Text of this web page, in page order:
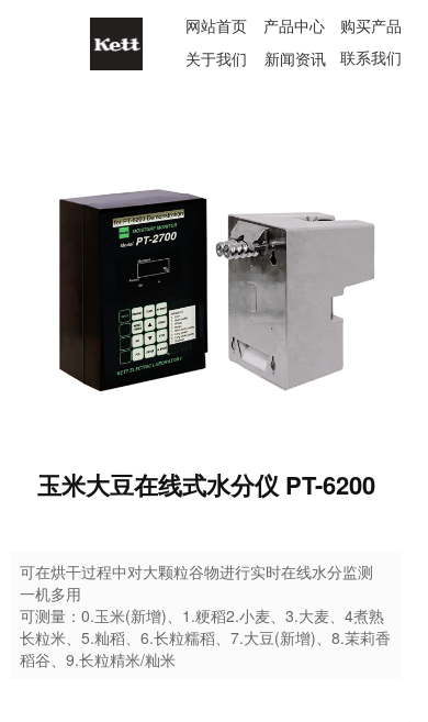
网站首页 产品中心
购买产品
关于我们
新闻资讯 联系我们
玉米大豆在线式水分仪 PT-6200
可在烘干过程中对大颗粒谷物进行实时在线水分监测
一机多用
可测量：0.玉米(新增)、1.粳稻2.小麦、3.大麦、4煮熟
长粒米、5.籼稻、6.长粒糯稻、7.大豆(新增)、8.茉莉香
稻谷、9.长粒精米/籼米